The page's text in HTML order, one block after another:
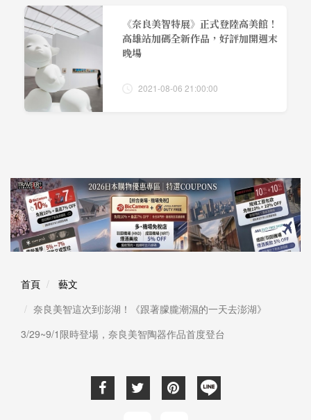
《奈良美智特展》正式登陸高美館！
高雄站加碼全新作品，好評加開週末
晚場
2021-08-06 21:00:00
首頁
藝文
奈良美智這次到澎湖！《跟著朦朧潮濕的一天去澎湖》
3/29~9/1限時登場，奈良美智陶器作品首度登台